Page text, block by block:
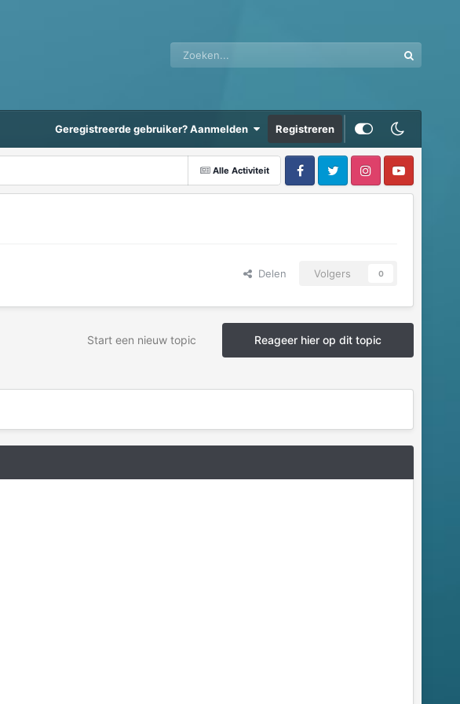
Geregistreerde gebruiker? Aanmelden Registreren
Alle Activiteit
Delen Volgers 0
Reageer hier op dit topic
Start een nieuw topic